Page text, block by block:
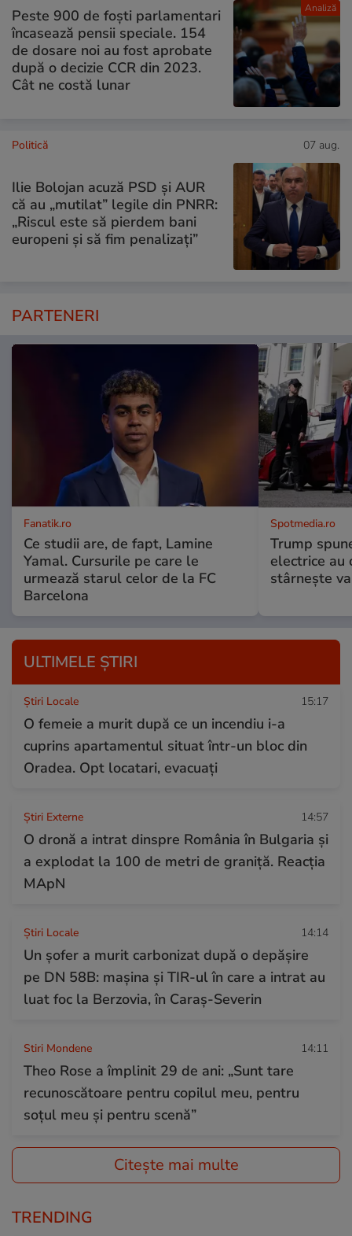
Analiză
Peste 900 de foști parlamentari
încasează pensii speciale. 154
de dosare noi au fost aprobate
după o decizie CCR din 2023.
Cât ne costă lunar
Politică 07 aug.
Ilie Bolojan acuză PSD și AUR
că au „mutilat” legile din PNRR:
„Riscul este să pierdem bani
europeni și să fim penalizați”
PARTENERI
Fanatik.ro
Ce studii are, de fapt, Lamine
Yamal. Cursurile pe care le
urmează starul celor de la FC
Barcelona
Spotmedia.ro
Trump
electrice au
stârnește
ULTIMELE ȘTIRI
Știri Locale 15:17
O femeie a murit după ce un incendiu i-a
cuprins apartamentul situat într-un bloc din
Oradea. Opt locatari, evacuați
Știri Externe 14:57
O dronă a intrat dinspre România în Bulgaria și
a explodat la 100 de metri de graniță. Reacția
MApN
Știri Locale 14:14
Un șofer a murit carbonizat după o depășire
pe DN 58B: mașina și TIR-ul în care a intrat au
luat foc la Berzovia, în Caraș-Severin
Stiri Mondene 14:11
Theo Rose a împlinit 29 de ani: „Sunt tare
recunoscătoare pentru copilul meu, pentru
soțul meu și pentru scenă”
Citește mai multe
TRENDING